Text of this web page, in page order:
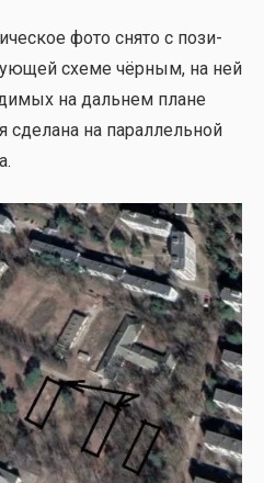
фото сня­то с пози­
схе­ме чёр­ным, на ней
на даль­нем плане
сде­ла­на на парал­лель­ной